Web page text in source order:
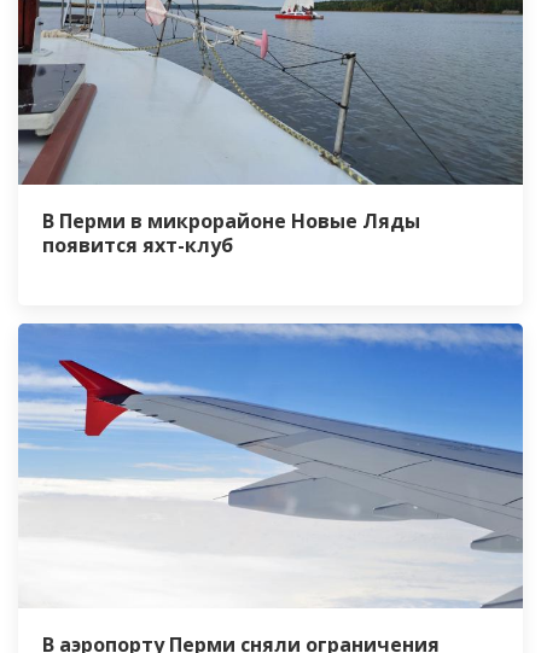
В Перми в микрорайоне Новые Ляды
появится яхт-клуб
В аэропорту Перми сняли ограничения